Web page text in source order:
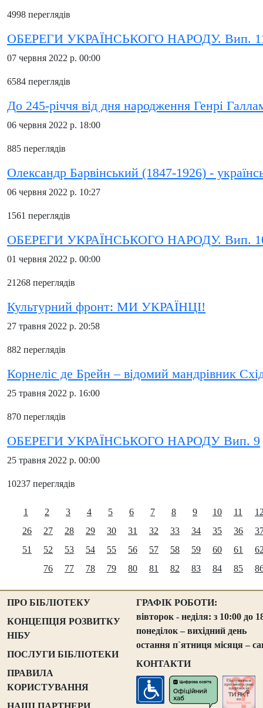
4998 переглядів
ОБЕРЕГИ УКРАЇНСЬКОГО НАРОДУ. Вип.
07 червня 2022 р. 00:00
6584 переглядів
До 245-річчя від дня народження Генрі
06 червня 2022 р. 18:00
885 переглядів
Олександр Барвінський (1847-1926) -
06 червня 2022 р. 10:27
1561 переглядів
ОБЕРЕГИ УКРАЇНСЬКОГО НАРОДУ. Вип.
01 червня 2022 р. 00:00
21268 переглядів
Культурний фронт: МИ УКРАЇНЦІ!
27 травня 2022 р. 20:58
882 переглядів
Корнеліс де Брейн – відомий мандрівник
25 травня 2022 р. 16:00
870 переглядів
ОБЕРЕГИ УКРАЇНСЬКОГО НАРОДУ Вип. 9
25 травня 2022 р. 00:00
10237 переглядів
1 2 3 4 5 6 7 8 9 10 11
26
27 28 29 30 31 32 33 34 35 36
51
52 53 54 55 56 57 58 59 60 61
76
77 78 79 80 81 82 83 84 85
ПРО БІБЛІОТЕКУ
КОНЦЕПЦІЯ РОЗВИТКУ
НІБУ
ПОСЛУГИ БІБЛІОТЕКИ
ПРАВИЛА
КОРИСТУВАННЯ
НАШІ ПАРТНЕРИ
ГРАФІК РОБОТИ:
вівторок - неділя: з 10:00 до
понеділок – вихідний день
остання п`ятниця місяця –
КОНТАКТИ